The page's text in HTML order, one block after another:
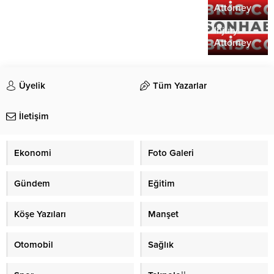
Attorney
the Role of
a Personal
Injury
Attorney
Üyelik Tüm Yazarlar
İletişim
Ekonomi Foto Galeri
Gündem Eğitim
Köşe Yazıları Manşet
Otomobil Sağlık